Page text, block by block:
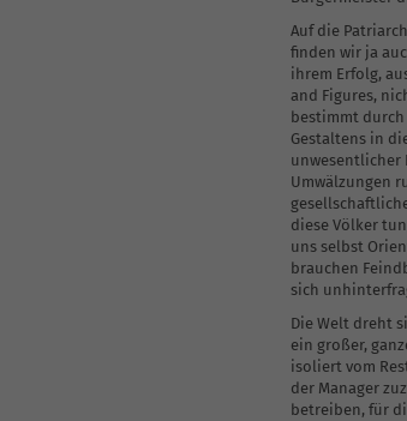
Coaching-Skills für Führungskräfte
Auf die
finden wir ja
ihrem Erfolg,
and Figures,
bestimmt
Gestaltens in
unwesentlicher
Umwälzungen
diese Völker
uns selbst
brauchen
sich
Die Welt dreht
ein großer,
isoliert vom
der Manager
betreiben, für